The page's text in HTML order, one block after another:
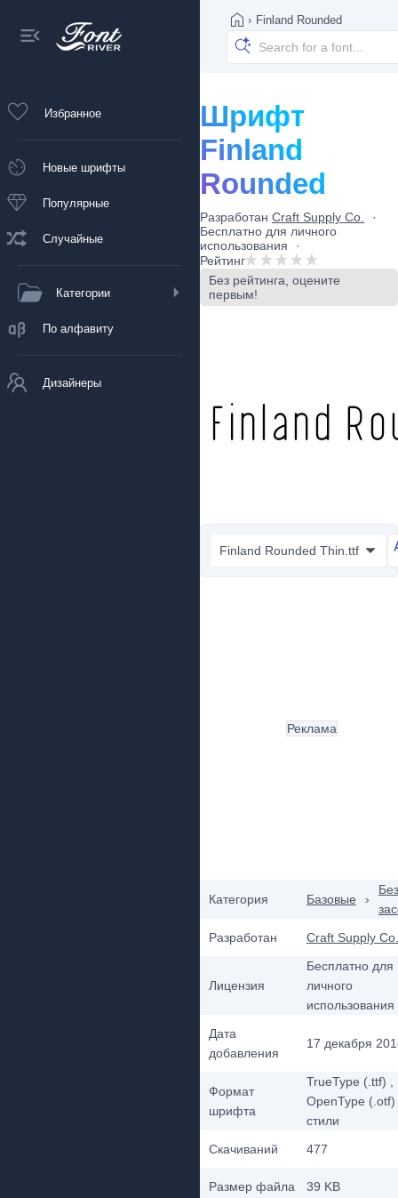
Избранное
Новые шрифты
Популярные
Случайные
Категории
По алфавиту
Дизайнеры
› Finland Rounded
Шрифт
Finland
Rounded
Разработан Craft Supply Co.
Бесплатно для личного
использования
Рейтинг
Без рейтинга, оцените
первым!
Finland Rounded Thin.ttf
Категория Базовые ›
Без
Разработан
Craft Supply Co.
Лицензия
Бесплатно для
личного
использования
Дата
добавления
17 декабря
Формат
шрифта
TrueType (.ttf)
OpenType (.otf)
стили
Скачиваний
477
Размер файла 39 KB
Реклама